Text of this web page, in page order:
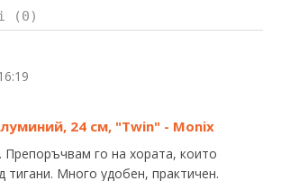
(0)
24 см, "Twin" - Monix
Препоръчвам го на хората, които
тигани. Много удобен, практичен.